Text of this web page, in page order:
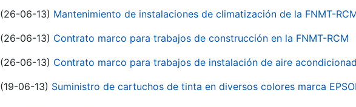
(26-06-13) Mantenimiento de instalaciones de climatización de la FNMT-
(26-06-13) Contrato marco para trabajos de construcción en la FNMT-RCM
(26-06-13) Contrato marco para trabajos de instalación de aire
(19-06-13) Suministro de cartuchos de tinta en diversos colores marca